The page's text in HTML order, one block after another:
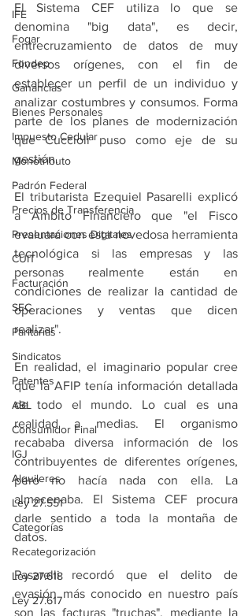
IFE
Fogar
Fondep
Ganancias
Bienes Personales
Impuesto Cedular
Monotributo
Padrón Federal
Precios de Transferencia
Presentaciones Digitales
CUIT
Facturación
SEC
Paritarias
Sindicatos
Patentes
ABL
Consumidor Final
IGJ
Alquileres
Ley 27.551
Categorías
Recategorización
Ley 27.618
Ley 27.617
El Sistema CEF utiliza lo que se
denomina "big data", es decir,
entrecruzamiento de datos de muy
diversos orígenes, con el fin de
establecer un perfil de un individuo y
analizar costumbres y consumos. Forma
parte de los planes de modernización
que Cuccioli puso como eje de su
gestión.
El tributarista Ezequiel Pasarelli explicó
a Ámbito Financiero que "el Fisco
evaluará con esta novedosa herramienta
tecnológica si las empresas y las
personas realmente están en
condiciones de realizar la cantidad de
operaciones y ventas que dicen
realizar".
En realidad, el imaginario popular cree
que la AFIP tenía información detallada
de todo el mundo. Lo cual es una
realidad a medias. El organismo
recababa diversa información de los
contribuyentes de diferentes orígenes,
pero no hacía nada con ella. La
almacenaba. El Sistema CEF procura
darle sentido a toda la montaña de
datos.
Pasarelli recordó que el delito de
evasión más conocido en nuestro país
son las facturas "truchas", mediante la